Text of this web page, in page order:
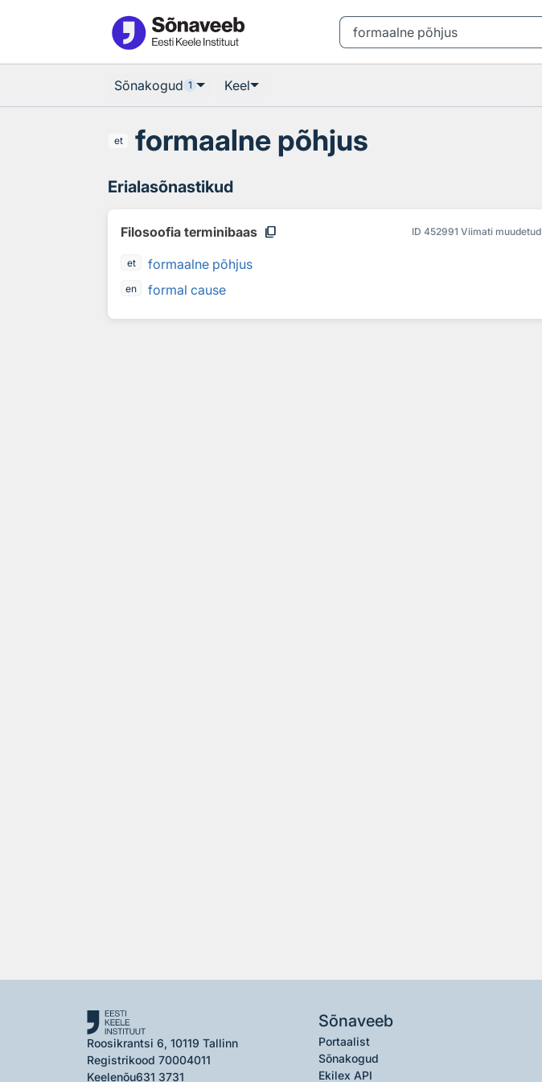
Sõnakogud 1 Keel
et formaalne põhjus
Erialasõnastikud
Filosoofia terminibaas content_copy ID 452991 Viimati muudetud
et formaalne põhjus
en formal cause
Roosikrantsi 6, 10119 Tallinn
Registrikood 70004011
Keelenõu631 3731
Sõnaveeb
Portaalist
Sõnakogud
Ekilex API